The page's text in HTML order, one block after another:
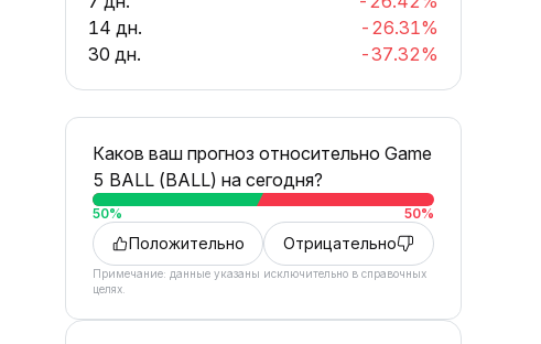
14 дн.
-26.31%
30 дн.
-37.32%
Каков ваш прогноз относительно Game
5 BALL (BALL) на сегодня?
50% 50%
Положительно Отрицательно
Примечание: данные указаны исключительно в справочных
целях.